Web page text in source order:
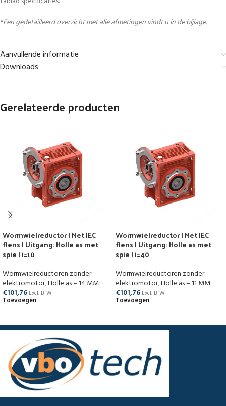
*Een gedetailleerd overzicht met alle afmetingen vindt u in de bijlage.
Aanvullende informatie
Downloads
Gerelateerde producten
Wormwielreductor | Met IEC
flens | Uitgang: Holle as met
spie | i=10
Wormwielreductoren zonder
elektromotor,Holle as – 14 MM
€101,76 Excl. BTW
Toevoegen
Wormwielreductor | Met IEC
flens | Uitgang: Holle as met
spie | i=40
Wormwielreductoren zonder
elektromotor,Holle as – 11 MM
€101,76 Excl. BTW
Toevoegen